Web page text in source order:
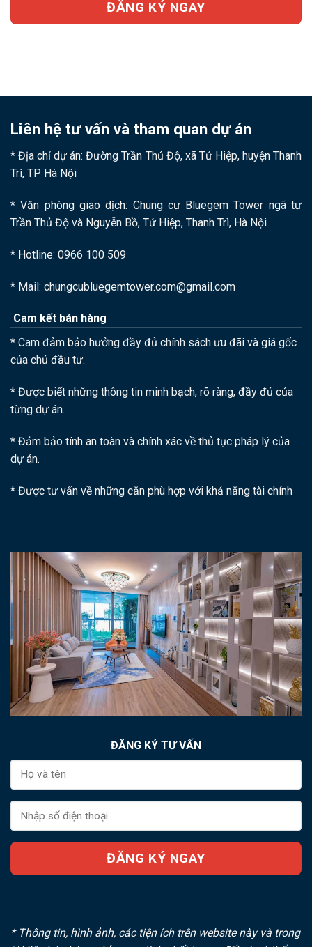
Liên hệ tư vấn và tham quan dự án
* Địa chỉ dự án: Đường Trần Thủ Độ, xã Tứ Hiệp, huyện Thanh
Trì, TP Hà Nội
* Văn phòng giao dịch: Chung cư Bluegem Tower ngã tư
Trần Thủ Độ và Nguyễn Bồ, Tứ Hiệp, Thanh Trì, Hà Nội
* Hotline: 0966 100 509
* Mail: chungcubluegemtower.com@gmail.com
Cam kết bán hàng
* Cam đảm bảo hưởng đầy đủ chính sách ưu đãi và giá gốc
của chủ đầu tư.
* Được biết những thông tin minh bạch, rõ ràng, đầy đủ của
từng dự án.
* Đảm bảo tính an toàn và chính xác về thủ tục pháp lý của
dự án.
* Được tư vấn về những căn phù hợp với khả năng tài chính
ĐĂNG KÝ TƯ VẤN
* Thông tin, hình ảnh, các tiện ích trên website này và trong